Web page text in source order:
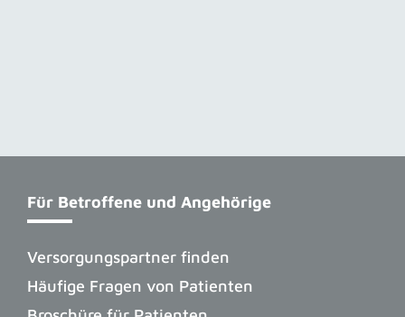
Für Betroffene und Angehörige
Versorgungspartner finden
Häufige Fragen von Patienten